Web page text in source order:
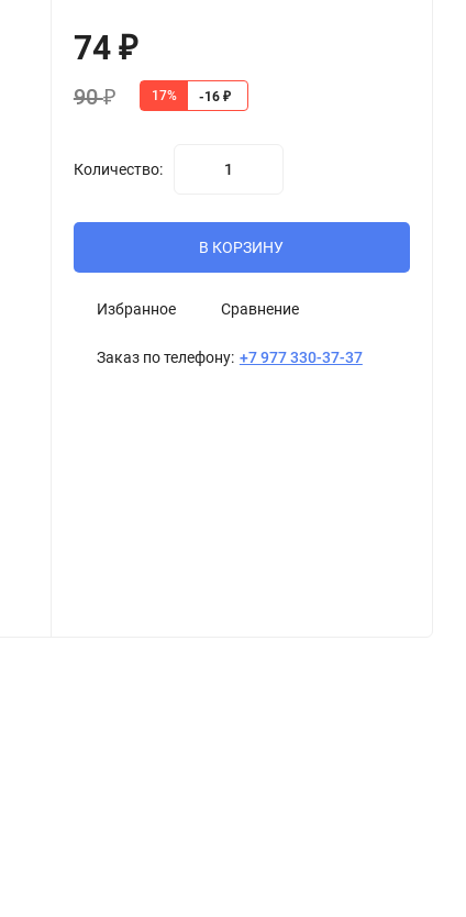
74 ₽
90₽ 17% -16 ₽
Количество:
В КОРЗИНУ
Избранное Сравнение
Заказ по телефону: +7 977 330-37-37